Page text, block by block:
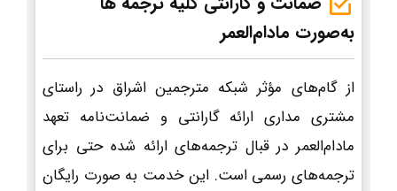
به‌صورت مادام‌العمر
از گام‌های مؤثر شبکه مترجمین اشراق در راستای
مشتری مداری ارائه گارانتی و ضمانت‌نامه تعهد
مادام‌العمر در قبال ترجمه‌های ارائه شده حتی برای
ترجمه‌های رسمی است. این خدمت به صورت رایگان